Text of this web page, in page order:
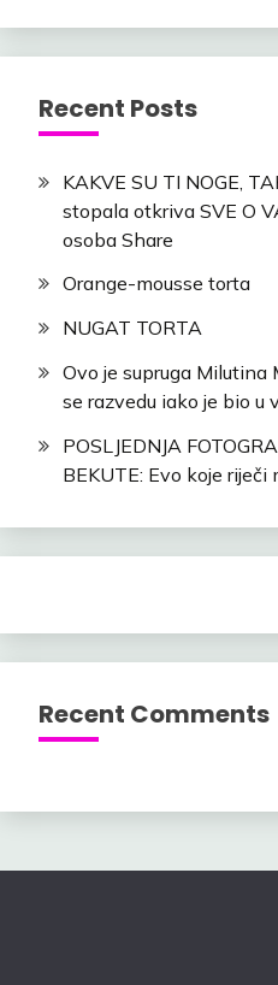
Recent Posts
KAKVE SU TI NOGE,
stopala otkriva SVE O
osoba Share
Orange-mousse torta
NUGAT TORTA
Ovo je supruga Milutina
se razvedu iako je bio u
POSLJEDNJA
BEKUTE: Evo koje
Recent Comments